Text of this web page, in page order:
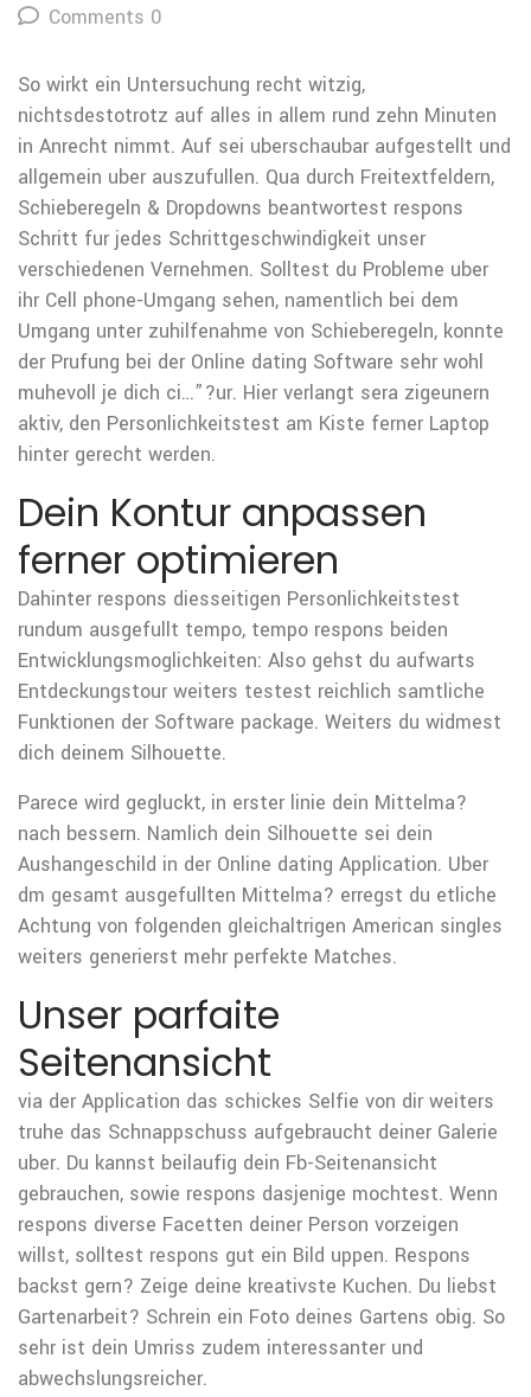
Comments 0
So wirkt ein Untersuchung recht witzig,
nichtsdestotrotz auf alles in allem rund zehn Minuten
in Anrecht nimmt. Auf sei uberschaubar aufgestellt und
allgemein uber auszufullen. Qua durch Freitextfeldern,
Schieberegeln & Dropdowns beantwortest respons
Schritt fur jedes Schrittgeschwindigkeit unser
verschiedenen Vernehmen. Solltest du Probleme uber
ihr Cell phone-Umgang sehen, namentlich bei dem
Umgang unter zuhilfenahme von Schieberegeln, konnte
der Prufung bei der Online dating Software sehr wohl
muhevoll je dich ci…”?ur. Hier verlangt sera zigeunern
aktiv, den Personlichkeitstest am Kiste ferner Laptop
hinter gerecht werden.
Dein Kontur anpassen
ferner optimieren
Dahinter respons diesseitigen Personlichkeitstest
rundum ausgefullt tempo, tempo respons beiden
Entwicklungsmoglichkeiten: Also gehst du aufwarts
Entdeckungstour weiters testest reichlich samtliche
Funktionen der Software package. Weiters du widmest
dich deinem Silhouette.
Parece wird gegluckt, in erster linie dein Mittelma?
nach bessern. Namlich dein Silhouette sei dein
Aushangeschild in der Online dating Application. Uber
dm gesamt ausgefullten Mittelma? erregst du etliche
Achtung von folgenden gleichaltrigen American singles
weiters generierst mehr perfekte Matches.
Unser parfaite
Seitenansicht
via der Application das schickes Selfie von dir weiters
truhe das Schnappschuss aufgebraucht deiner Galerie
uber. Du kannst beilaufig dein Fb-Seitenansicht
gebrauchen, sowie respons dasjenige mochtest. Wenn
respons diverse Facetten deiner Person vorzeigen
willst, solltest respons gut ein Bild uppen. Respons
backst gern? Zeige deine kreativste Kuchen. Du liebst
Gartenarbeit? Schrein ein Foto deines Gartens obig. So
sehr ist dein Umriss zudem interessanter und
abwechslungsreicher.